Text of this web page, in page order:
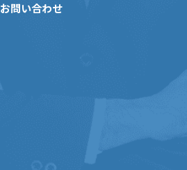
お問い合わせ